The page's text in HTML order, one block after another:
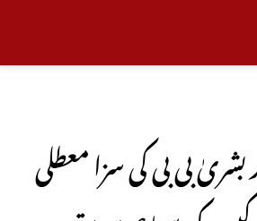
بی بی کی سزا معطلی